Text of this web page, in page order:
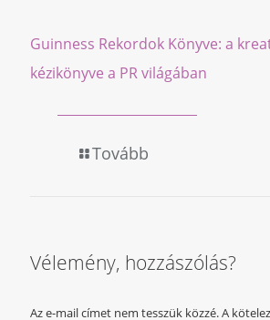
Guinness Rekordok Könyve: a
kézikönyve a PR világában
Tovább
Vélemény, hozzászólás?
Az e-mail címet nem tesszük közzé.A